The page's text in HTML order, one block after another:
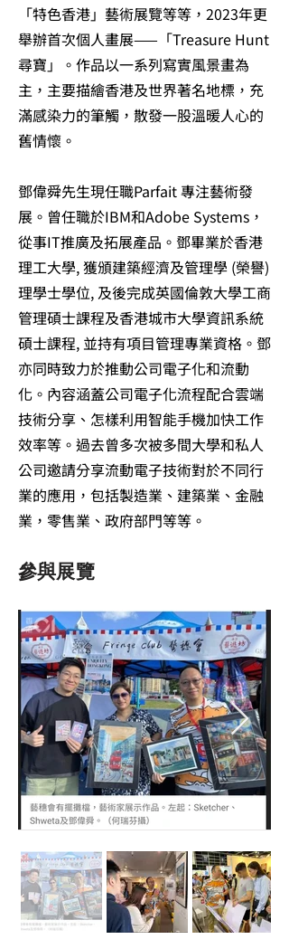
「特色香港」藝術展覽等等，2023年更
舉辦首次個人畫展——「Treasure Hunt
尋寶」。作品以一系列寫實風景畫為
主，主要描繪香港及世界著名地標，充
滿感染力的筆觸，散發一股溫暖人心的
舊情懷。
鄧偉舜先生現任職Parfait 專注藝術發
展。曾任職於IBM和Adobe Systems，
從事IT推廣及拓展產品。鄧畢業於香港
理工大學, 獲頒建築經濟及管理學 (榮譽)
理學士學位, 及後完成英國倫敦大學工商
管理碩士課程及香港城市大學資訊系統
碩士課程, 並持有項目管理專業資格。鄧
亦同時致力於推動公司電子化和流動
化。內容涵蓋公司電子化流程配合雲端
技術分享、怎樣利用智能手機加快工作
效率等。過去曾多次被多間大學和私人
公司邀請分享流動電子技術對於不同行
業的應用，包括製造業、建築業、金融
業，零售業、政府部門等等。
參與展覽